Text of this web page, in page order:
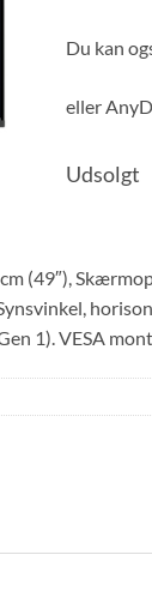
Du kan
eller
Udsolgt
(49″),
1). VESA